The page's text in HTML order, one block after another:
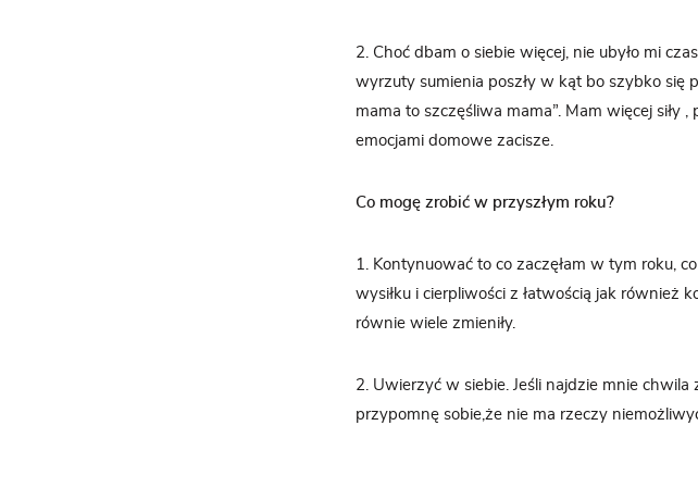
2. Choć dbam o siebie więcej, nie ubyło mi
wyrzuty sumienia poszły w kąt bo szybko się
mama to szczęśliwa mama”. Mam więcej siły
emocjami domowe zacisze.
Co mogę zrobić w przyszłym roku?
1. Kontynuować to co zaczęłam w tym roku,
wysiłku i cierpliwości z łatwością jak również
równie wiele zmieniły.
2. Uwierzyć w siebie. Jeśli najdzie mnie
przypomnę sobie,że nie ma rzeczy